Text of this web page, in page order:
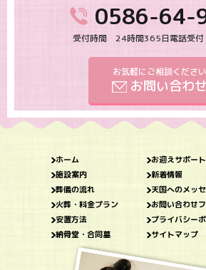
0586-64-
受付時間 24時間365日電話受
お気軽にご相談ください
お問い合わせ
ホーム
施設案内
葬儀の流れ
火葬・料金プラン
安置方法
納骨堂・合同墓
お迎えサポー
新着情報
天国へのメッ
お問い合わせ
プライバシー
サイトマップ